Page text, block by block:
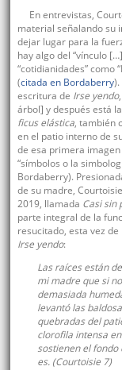
En entrevistas,
material señalando su
dejar lugar para la
hay algo del “vínculo
“cotidianidades” como
(citada en Bordaberry
escritura de Irse yendo
árbol] y después está
ficus elástica, también
en el patio interno de
de esa primera
“símbolos o la
Bordaberry).
de su madre,
2019, llamada Casi sin
parte integral de la
resucitado, esta vez
Irse yendo:
Las raíces están
mi madre que si
demasiada
levantó las
quebradas del
clorofila intensa
sostienen el fondo
es. (Courtoisie 7)